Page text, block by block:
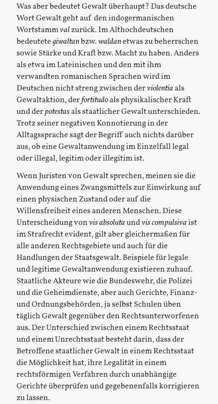
Was aber bedeutet Gewalt überhaupt? Das deutsche
Wort Gewalt geht auf den indogermanischen
Wortstammvalzurück. Im Althochdeutschen
bedeutetegiwaltanbzw.waldanetwas zu beherrschen
sowie Stärke und Kraft bzw. Macht zu haben. Anders
als etwa im Lateinischen und den mit ihm
verwandten romanischen Sprachen wird im
Deutschen nicht streng zwischen derviolentiaals
Gewaltaktion, derfortitudoals physikalischer Kraft
und derpotestasals staatlicher Gewalt unterschieden.
Trotz seiner negativen Konnotierung in der
Alltagssprache sagt der Begriff auch nichts darüber
aus, ob eine Gewaltanwendung im Einzelfall legal
oder illegal, legitim oder illegitim ist.
Wenn Juristen von Gewalt sprechen, meinen sie die
Anwendung eines Zwangsmittels zur Einwirkung auf
einen physischen Zustand oder auf die
Willensfreiheit eines anderen Menschen. Diese
Unterscheidung vonvis absolutaundvis compulsivaist
im Strafrecht evident, gilt aber gleichermaßen für
alle anderen Rechtsgebiete und auch für die
Handlungen der Staatsgewalt. Beispiele für legale
und legitime Gewaltanwendung existieren zuhauf.
Staatliche Akteure wie die Bundeswehr, die Polizei
und die Geheimdienste, aber auch Gerichte, Finanz-
und Ordnungsbehörden, ja selbst Schulen üben
täglich Gewalt gegenüber den Rechtsunterworfenen
aus. Der Unterschied zwischen einem Rechtsstaat
und einem Unrechtsstaat besteht darin, dass der
Betroffene staatlicher Gewalt in einem Rechtsstaat
die Möglichkeit hat, ihre Legalität in einem
rechtsförmigen Verfahren durch unabhängige
Gerichte überprüfen und gegebenenfalls korrigieren
zu lassen.